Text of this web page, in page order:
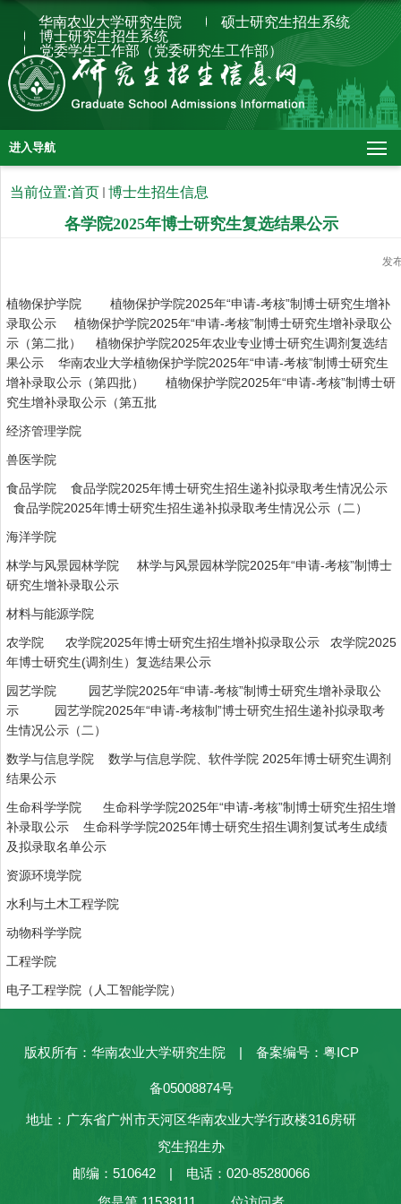
华南农业大学研究生院
硕士研究生招生系统
博士研究生招生系统
党委学生工作部（党委研究生工作部）
进入导航
当前位置:首页 博士生招生信息
各学院2025年博士研究生复选结果公示
发
植物保护学院
植物保护学院2025年“申请-考核”制博士研究生增补
录取公示
植物保护学院2025年“申请-考核”制博士研究生增补录取公
示（第二批）
植物保护学院2025年农业专业博士研究生调剂复选结
果公示
华南农业大学植物保护学院2025年“申请-考核”制博士研究生
增补录取公示（第四批）
植物保护学院2025年“申请-考核”制博士研
究生增补录取公示（第五批
经济管理学院
兽医学院
食品学院
食品学院2025年博士研究生招生递补拟录取考生情况公示
食品学院2025年博士研究生招生递补拟录取考生情况公示（二）
海洋学院
林学与风景园林学院
林学与风景园林学院2025年“申请-考核”制博士
研究生增补录取公示
材料与能源学院
农学院
农学院2025年博士研究生招生增补拟录取公示
农学院2025
年博士研究生(调剂生）复选结果公示
园艺学院
园艺学院2025年“申请-考核”制博士研究生增补录取公
示
园艺学院2025年“申请-考核制”博士研究生招生递补拟录取考
生情况公示（二）
数学与信息学院
数学与信息学院、软件学院 2025年博士研究生调剂
结果公示
生命科学学院
生命科学学院2025年“申请-考核”制博士研究生招生增
补录取公示 生命科学学院2025年博士研究生招生调剂复试考生成绩
及拟录取名单公示
资源环境学院
水利与土木工程学院
动物科学学院
工程学院
电子工程学院（人工智能学院）
版权所有：华南农业大学研究生院 | 备案编号：粤ICP
备05008874号
地址：广东省广州市天河区华南农业大学行政楼316房研
究生招生办
邮编：510642 | 电话：020-85280066